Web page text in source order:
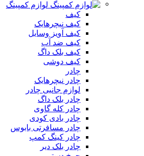
لوازم کمپینگ
کیف
کیف نیچرهایک
کیف آویز وسایل
کیف ضد آب
کیف بلک داگ
کیف دوشی
چادر
چادر نیچرهایک
لوازم جانبی چادر
چادر بلک داگ
چادر کله گاوی
چادر بادی کودی
چادر مسافرتی بابوس
چادر کینگ کمپ
چادر بلک دیر